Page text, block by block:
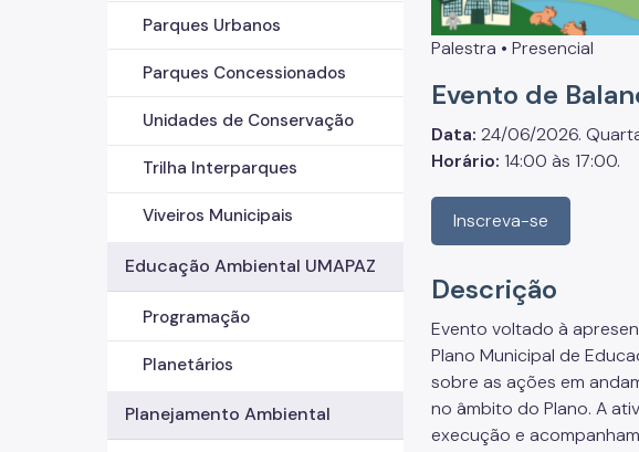
Parques Urbanos
Parques Concessionados
Unidades de Conservação
Trilha Interparques
Viveiros Municipais
Educação Ambiental UMAPAZ
Programação
Planetários
Planejamento Ambiental
Palestra • Presencial
Evento de
Data: 24/06/2026.
Horário: 14:00 às 17:00.
Inscreva-se
Descrição
Evento voltado à
Plano Municipal de
sobre as ações em
no âmbito do Plano. A
execução e